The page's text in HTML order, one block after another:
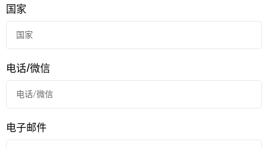
国家
电话/微信
电子邮件